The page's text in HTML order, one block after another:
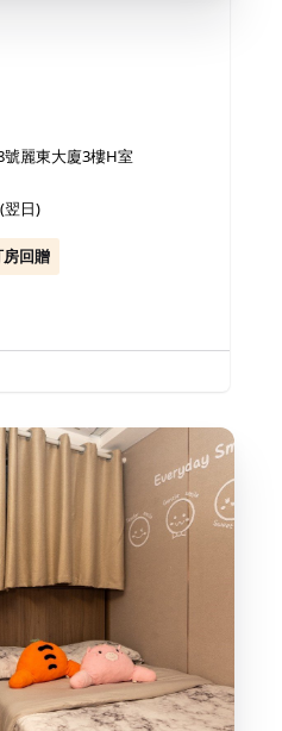
麗東大廈3樓H室
翌日)
房回贈